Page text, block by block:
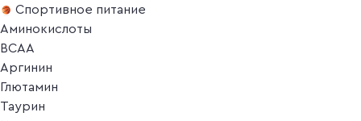
Спортивное питание
Аминокислоты
BCAA
Аргинин
Глютамин
Таурин